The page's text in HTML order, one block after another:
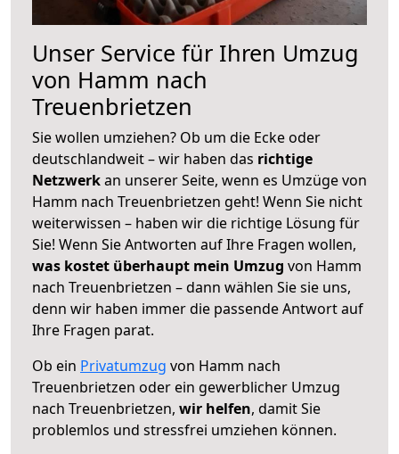
Unser Service für Ihren Umzug
von Hamm nach
Treuenbrietzen
Sie wollen umziehen? Ob um die Ecke oder
deutschlandweit – wir haben das richtige
Netzwerkan unserer Seite, wenn es Umzüge von
Hamm nach Treuenbrietzen geht! Wenn Sie nicht
weiterwissen – haben wir die richtige Lösung für
Sie! Wenn Sie Antworten auf Ihre Fragen wollen,
was kostet überhaupt mein Umzug von Hamm
nach Treuenbrietzen – dann wählen Sie sie uns,
denn wir haben immer die passende Antwort auf
Ihre Fragen parat.
Ob ein Privatumzug von Hamm nach
Treuenbrietzen oder ein gewerblicher Umzug
nach Treuenbrietzen, wir helfen, damit Sie
problemlos und stressfrei umziehen können.